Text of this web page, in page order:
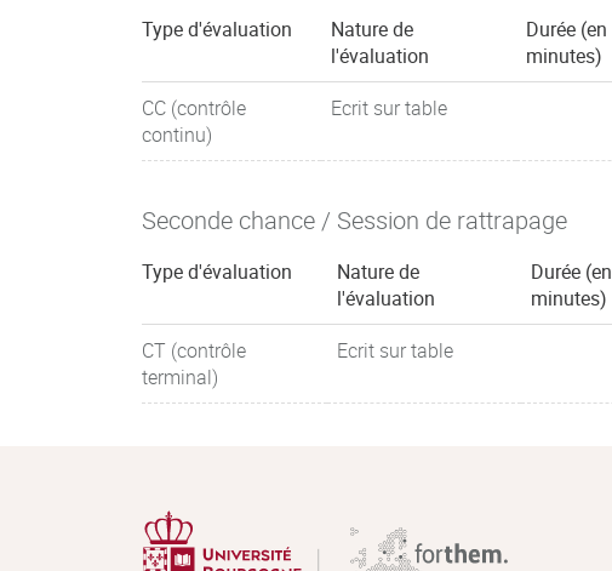
Type d'évaluation
Nature de
l'évaluation
Durée (en
minutes)
CC (contrôle
continu)
Ecrit sur table
Seconde chance / Session de rattrapage
Type d'évaluation
Nature de
l'évaluation
Durée (en
minutes)
CT (contrôle
terminal)
Ecrit sur table